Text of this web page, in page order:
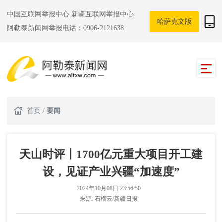
中国互联网举报中心 新疆互联网举报中心
阿勒泰新闻网举报电话：0906-2121638
哈萨克文版
首页 / 要闻
天山时评丨1700亿元重大项目开工建
设，见证产业兴疆“加速度”
2024年10月08日 23:56:50
来源:石榴云/新疆日报